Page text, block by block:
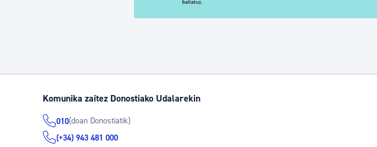
Komunika zaitez Donostiako Udalarekin
010(doan Donostiatik)
(+34) 943 481 000